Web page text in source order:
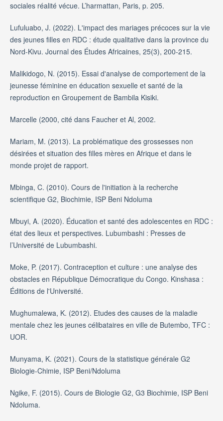
sociales réalité vécue. L’harmattan, Paris, p. 205.
Lufuluabo, J. (2022). L'impact des mariages précoces sur la vie
des jeunes filles en RDC : étude qualitative dans la province du
Nord-Kivu. Journal des Études Africaines, 25(3), 200-215.
Malikidogo, N. (2015). Essai d'analyse de comportement de la
jeunesse féminine en éducation sexuelle et santé de la
reproduction en Groupement de Bambila Kisiki.
Marcelle (2000, cité dans Faucher et Al, 2002.
Mariam, M. (2013). La problématique des grossesses non
désirées et situation des filles mères en Afrique et dans le
monde projet de rapport.
Mbinga, C. (2010). Cours de l'initiation à la recherche
scientifique G2, Biochimie, ISP Beni Ndoluma
Mbuyi, A. (2020). Éducation et santé des adolescentes en RDC :
état des lieux et perspectives. Lubumbashi : Presses de
l’Université de Lubumbashi.
Moke, P. (2017). Contraception et culture : une analyse des
obstacles en République Démocratique du Congo. Kinshasa :
Éditions de l'Université.
Mughumalewa, K. (2012). Etudes des causes de la maladie
mentale chez les jeunes célibataires en ville de Butembo, TFC :
UOR.
Munyama, K. (2021). Cours de la statistique générale G2
Biologie-Chimie, ISP Beni/Ndoluma
Ngike, F. (2015). Cours de Biologie G2, G3 Biochimie, ISP Beni
Ndoluma.